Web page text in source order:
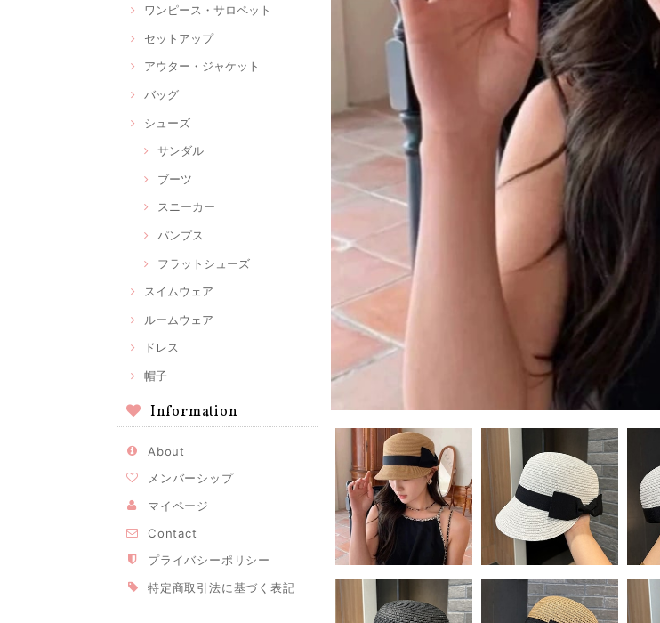
ワンピース・サロペット
セットアップ
アウター・ジャケット
バッグ
シューズ
サンダル
ブーツ
スニーカー
パンプス
フラットシューズ
スイムウェア
ルームウェア
ドレス
帽子
Information
About
メンバーシップ
マイページ
Contact
プライバシーポリシー
特定商取引法に基づく表記